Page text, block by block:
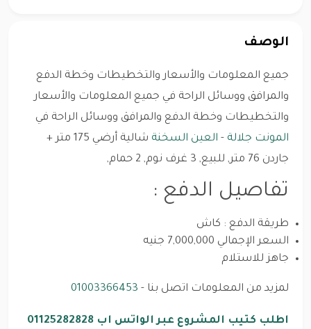
الوصف
جميع المعلومات والأسعار والتخطيطات وخطة الدفع
والمرافق ووسائل الراحة في جميع المعلومات والأسعار
والتخطيطات وخطة الدفع والمرافق ووسائل الراحة في
المونت جلالة - العين السخنة
شالية أرضي 175 متر +
جاردن 76 متر, للبيع, 3 غرف نوم, 2 حمام,
تفاصيل الدفع :
طريقة الدفع : كاش
السعر الإجمالي 7,000,000 جنيه
جاهز للاستلام
لمزيد من المعلومات اتصل بنا - 01003366453
اطلب كتيب المشروع عبر الواتس اب 01125282828